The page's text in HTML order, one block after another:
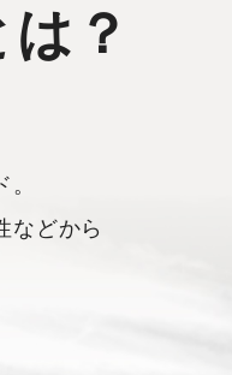
？
などから